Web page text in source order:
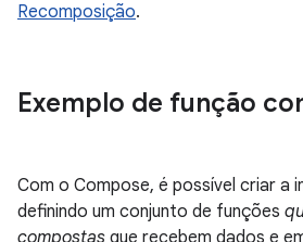
Recomposição.
Exemplo de função
Com o Compose, é possível criar a
definindo um conjunto de funções
compostas que recebem dados e